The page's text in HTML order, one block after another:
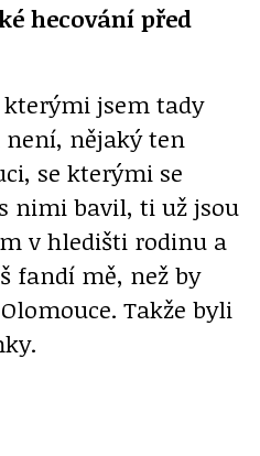
hecování před
kterými jsem tady
nějaký ten
se kterými se
nimi bavil, ti už jsou
v hledišti rodinu a
fandí mě, než by
Takže byli